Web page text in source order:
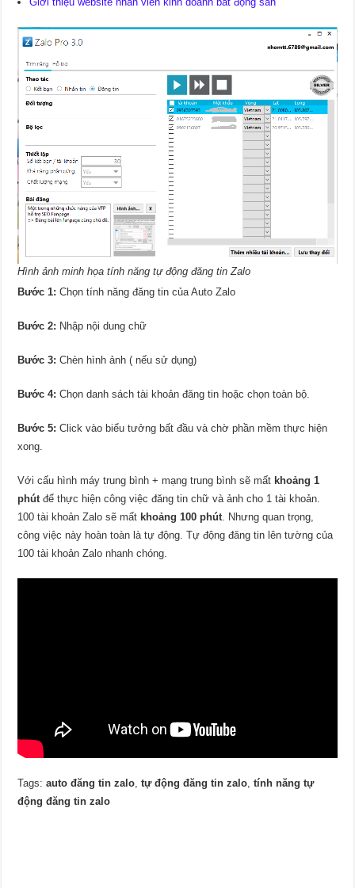
Hình ảnh minh họa tính năng tự động đăng tin Zalo
Bước 1: Chọn tính năng đăng tin của Auto Zalo
Bước 2: Nhập nội dung chữ
Bước 3: Chèn hình ảnh ( nếu sử dụng)
Bước 4: Chọn danh sách tài khoản đăng tin hoặc chọn toàn bộ.
Bước 5: Click vào biểu tưởng bất đầu và chờ phần mềm thực hiện
xong.
Với cấu hình máy trung bình + mạng trung bình sẽ mất khoảng 1
phútđể thực hiện công việc đăng tin chữ và ảnh cho 1 tài khoản.
100 tài khoản Zalo sẽ mất khoảng 100 phút. Nhưng quan trọng,
công việc này hoàn toàn là tự động. Tự động đăng tin lên tường của
100 tài khoản Zalo nhanh chóng.
Tags:auto đăng tin zalo,tự động đăng tin zalo,tính năng tự
động đăng tin zalo